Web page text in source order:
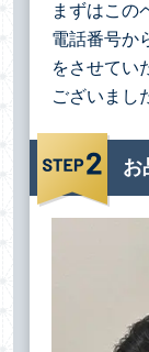
まずはこの
電話番号か
をさせてい
ございまし
お